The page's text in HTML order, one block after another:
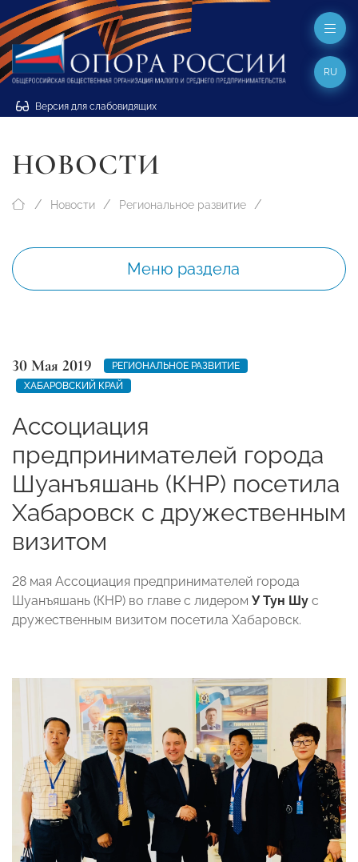
Версия для слабовидящих
RU
НОВОСТИ
Новости Региональное развитие
Меню раздела
30 Мая 2019
РЕГИОНАЛЬНОЕ РАЗВИТИЕ
ХАБАРОВСКИЙ КРАЙ
Ассоциация
предпринимателей города
Шуанъяшань (КНР) посетила
Хабаровск с дружественным
визитом
28 мая Ассоциация предпринимателей города
Шуанъяшань (КНР) во главе с лидером У Тун Шу с
дружественным визитом посетила Хабаровск.